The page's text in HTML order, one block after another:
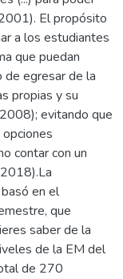
El propósito
a los estudiantes
que puedan
de egresar de la
propias y su
evitando que
contar con un
en el
que
saber de la
de la EM del
de 270